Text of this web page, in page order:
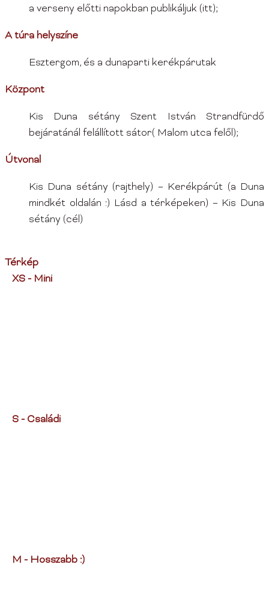
a verseny előtti napokban publikáljuk (itt);
A túra helyszíne
Esztergom, és a dunaparti kerékpárutak
Központ
Kis Duna sétány Szent István Strandfürdő
bejáratánál felállított sátor( Malom utca felől);
Útvonal
Kis Duna sétány (rajthely) – Kerékpárút (a Duna
mindkét oldalán :) Lásd a térképeken) – Kis Duna
sétány (cél)
Térkép
XS - Mini
S - Családi
M - Hosszabb :)